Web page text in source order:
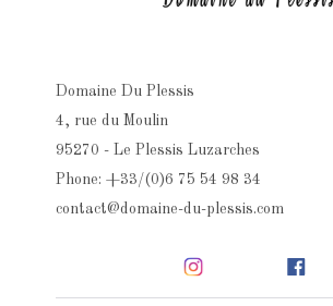
Domaine Du Plessis
4, rue du Moulin
95270 - Le Plessis Luzarches
Phone: +33/(0)6 75 54 98 34
contact@domaine-du-plessis.com